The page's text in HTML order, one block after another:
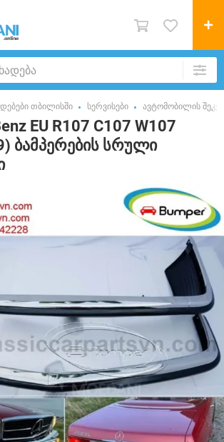
თბილისში სერვისები ავტომობილის
EU R107 C107 W107
ბამპერების სრული